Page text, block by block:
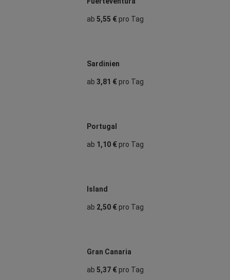
ab 5,55 €pro Tag
Sardinien
ab 3,81 €pro Tag
Portugal
ab 1,10 €pro Tag
Island
ab 2,50 €pro Tag
Gran Canaria
ab 5,37 €pro Tag